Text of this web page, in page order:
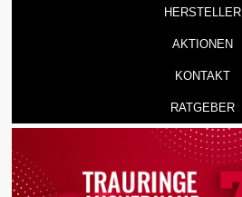
HERSTELLER
AKTIONEN
KONTAKT
RATGEBER